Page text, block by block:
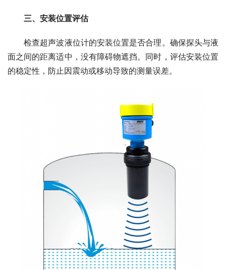
三、安装位置评估
检查超声波液位计的安装位置是否合理。确保探头与液
面之间的距离适中，没有障碍物遮挡。同时，评估安装位置
的稳定性，防止因震动或移动导致的测量误差。